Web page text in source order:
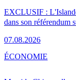
EXCLUSIF :
dans son référendum
07.08.2026
ÉCONOMIE